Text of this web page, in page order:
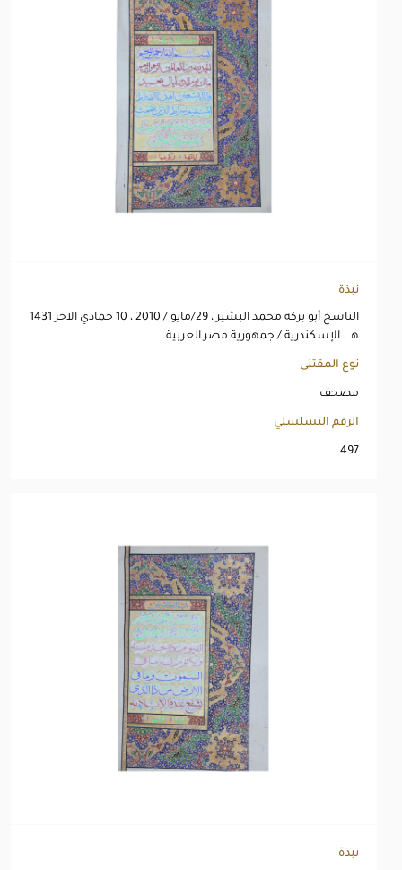
نبذة
الناسخ أبو بركة محمد البشير ، 29/مايو / 2010 ، 10 جمادي الآخر 1431
هـ . الإسكندرية / جمهورية مصر العربية.
نوع المقتنى
مصحف
الرقم التسلسلي
497
نبذة